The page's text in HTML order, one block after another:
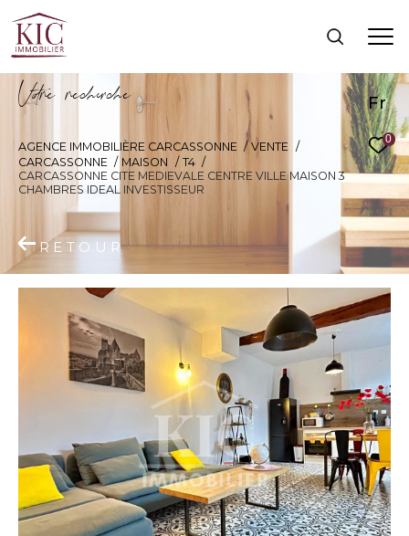
Fr
0
Vore recece
AGENCE IMMOBILIÈRE CARCASSONNE
VENTE
CARCASSONNE
MAISON
T4
CARCASSONNE CITE MEDIEVALE CENTRE VILLE MAISON 3
CHAMBRES IDEAL INVESTISSEUR
RETOUR